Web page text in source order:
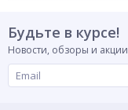
Будьте в курсе!
Новости, обзоры и акции